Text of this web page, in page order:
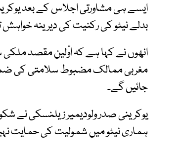
ایسے ہی مشاورتی اجلاس کے بعد
بدلے نیٹو کی رکنیت کی دیرینہ
انھوں نے کہا ہے کہ اوّلین مقصد
مغربی ممالک مضبوط سلامتی کی
جائیں گے۔
یوکرینی صدر ولودیمیر زیلنسکی نے
ہماری نیٹو میں شمولیت کی حمایت